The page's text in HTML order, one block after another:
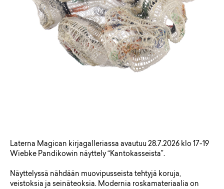
Laterna Magican kirjagalleriassa avautuu 28.7.2026 klo 17-19
Wiebke Pandikowin näyttely “Kantokasseista”.
Näyttelyssä nähdään muovipusseista tehtyjä koruja,
veistoksia ja seinäteoksia. Modernia roskamateriaalia on